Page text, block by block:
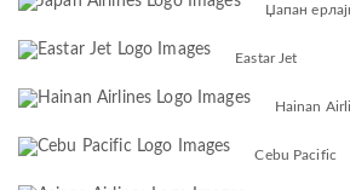
Џапан
Eastar Jet
Hainan
Cebu Pacific